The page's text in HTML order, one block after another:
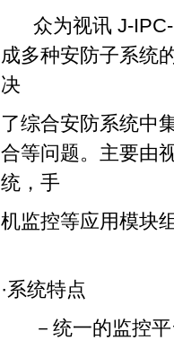
众为视讯 J-IPC-
成多种安防子系统
决
了综合安防系统中
合等问题。主要由
统，手
机监控等应用模块
·系统特点
－统一的监控平